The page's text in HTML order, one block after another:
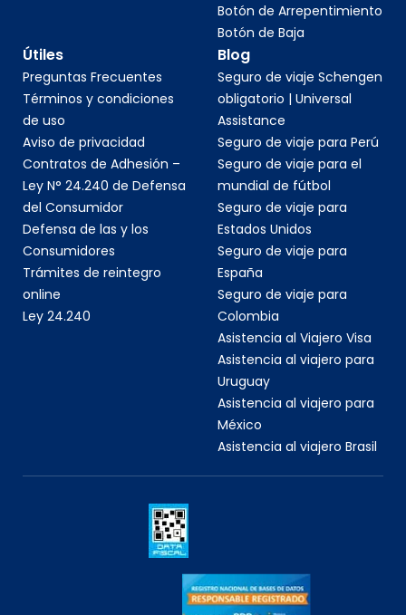
Botón de Arrepentimiento
Botón de Baja
Útiles
Preguntas Frecuentes
Términos y condiciones
de uso
Aviso de privacidad
Contratos de Adhesión –
Ley N° 24.240 de Defensa
del Consumidor
Defensa de las y los
Consumidores
Trámites de reintegro
online
Ley 24.240
Blog
Seguro de viaje Schengen
obligatorio | Universal
Assistance
Seguro de viaje para Perú
Seguro de viaje para el
mundial de fútbol
Seguro de viaje para
Estados Unidos
Seguro de viaje para
España
Seguro de viaje para
Colombia
Asistencia al Viajero Visa
Asistencia al viajero para
Uruguay
Asistencia al viajero para
México
Asistencia al viajero Brasil